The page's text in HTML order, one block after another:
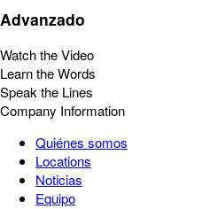
Advanzado
Watch the Video
Learn the Words
Speak the Lines
Company Information
Quiénes somos
Locations
Noticias
Equipo